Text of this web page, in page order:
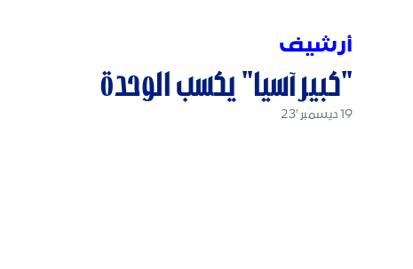
أرشيف
"كبير آسيا" يكسب الوحدة
19 ديسمبر '23